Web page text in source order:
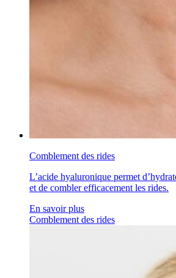
Comblement des rides
L’acide hyaluronique permet
et de combler efficacement les rides.
En savoir plus
Comblement des rides